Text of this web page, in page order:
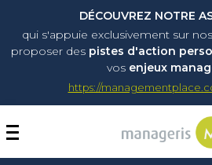
DÉCOUVREZ NOTRE
qui s'appuie exclusivement sur
proposer des pistes d'action
vos enjeux
https://
AFFICHER OU